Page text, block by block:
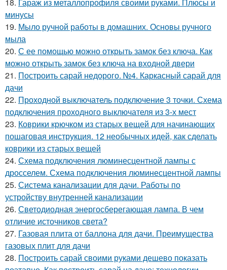
18. Гараж из металлопрофиля своими руками. Плюсы и
минусы
19. Мыло ручной работы в домашних. Основы ручного
мыла
20. С ее помощью можно открыть замок без ключа. Как
можно открыть замок без ключа на входной двери
21. Построить сарай недорого. №4. Каркасный сарай для
дачи
22. Проходной выключатель подключение 3 точки. Схема
подключения проходного выключателя из 3-х мест
23. Коврики крючком из старых вещей для начинающих
пошаговая инструкция. 12 необычных идей, как сделать
коврики из старых вещей
24. Схема подключения люминесцентной лампы с
дросселем. Схема подключения люминесцентной лампы
25. Система канализации для дачи. Работы по
устройству внутренней канализации
26. Светодиодная энергосберегающая лампа. В чем
отличие источников света?
27. Газовая плита от баллона для дачи. Преимущества
газовых плит для дачи
28. Построить сарай своими руками дешево показать